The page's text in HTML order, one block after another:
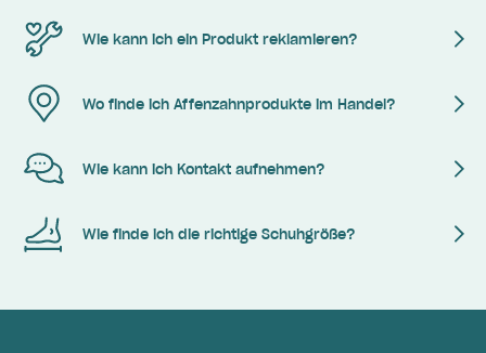
Wie kann ich ein Produkt reklamieren?
Wo finde ich Affenzahnprodukte im Handel?
Wie kann ich Kontakt aufnehmen?
Wie finde ich die richtige Schuhgröße?